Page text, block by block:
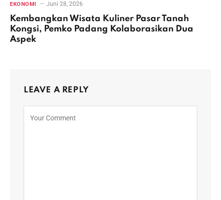
EKONOMI Juni 28, 2026
Kembangkan Wisata Kuliner Pasar Tanah
Kongsi, Pemko Padang Kolaborasikan Dua
Aspek
LEAVE A REPLY